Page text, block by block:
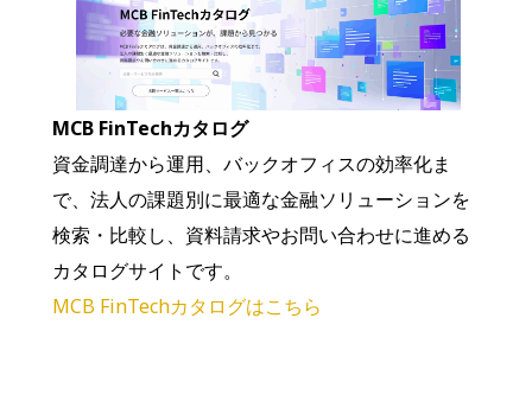
MCB FinTechカタログ
資金調達から運用、バックオフィスの効率化ま
で、法人の課題別に最適な金融ソリューションを
検索・比較し、資料請求やお問い合わせに進める
カタログサイトです。
MCB FinTechカタログはこちら